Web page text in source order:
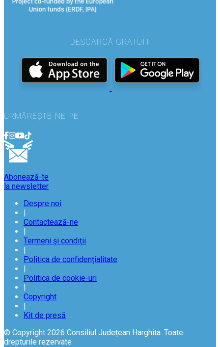
DESCARCĂ GRATUIT
URMĂREȘTE-NE PE
Abonează-te
la newsletter
Despre noi
|
Contactează-ne
|
Termeni și condiții
|
Politica de confidențialitate
|
Politica de cookie-uri
|
Copyright
|
Kit de presă
© Copyright 2026 Consiliul Județean Harghita. Toate
drepturile rezervate